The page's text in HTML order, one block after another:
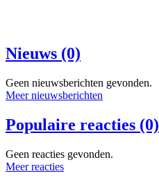
Nieuws (0)
Geen nieuwsberichten gevonden.
Meer nieuwsberichten
Populaire reacties (0)
Geen reacties gevonden.
Meer reacties